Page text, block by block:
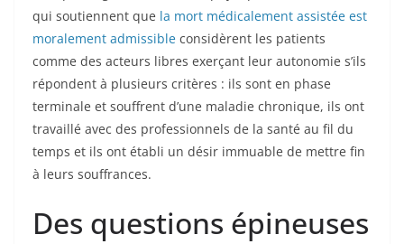
qui soutiennent que la mort médicalement assistée est
moralement admissible considèrent les patients
comme des acteurs libres exerçant leur autonomie s’ils
répondent à plusieurs critères : ils sont en phase
terminale et souffrent d’une maladie chronique, ils ont
travaillé avec des professionnels de la santé au fil du
temps et ils ont établi un désir immuable de mettre fin
à leurs souffrances.
Des questions épineuses